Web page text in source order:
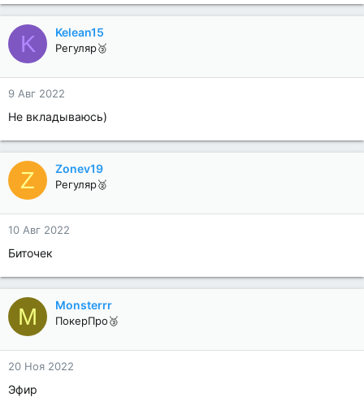
K Kelean15
Регуляр🥉
9 Авг 2022
Не вкладываюсь)
Z Zonev19
Регуляр🥈
10 Авг 2022
Биточек
M Monsterrr
ПокерПро🥉
20 Ноя 2022
Эфир